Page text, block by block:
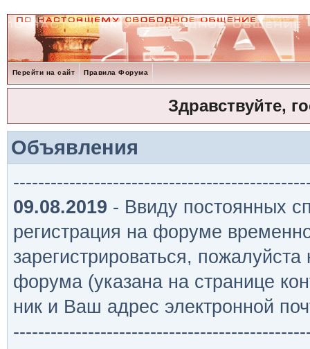
Перейти на сайт Правила Форума
Здравствуйте,
Объявления
09.08.2019 - Ввиду постоянных
регистрация на форуме
зарегистрироваться,
форума (указана на странице
ник и Ваш адрес электронной